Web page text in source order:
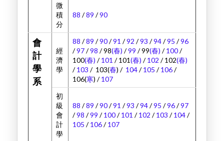
微
積
分
88 /89 /90
會
計
學
系
經
濟
學
88 /89 /90/91 /92 /93 /94/95 /96
/97/98 / 98(春) /99 / 99(春) /100/
100(春) /101 / 101(春) /102 / 102(春)
/103 / 103(春) / 104/105 /106/
106(寒) /107
初
級
會
計
學
88 /89 /90/91 /93 /94/95 /96/97
/98 /99 /100/101 /102 /103 /104/
105 /106/107